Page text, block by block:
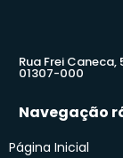
Rua Frei
01307-000
Navegação
Página Inicial